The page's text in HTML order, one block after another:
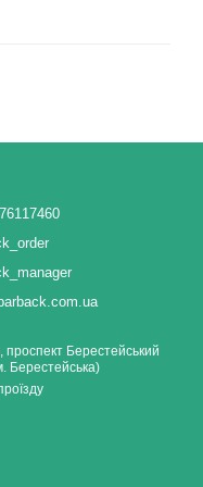
проспект Берестейський
Берестейська)